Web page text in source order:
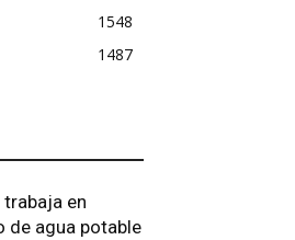
1548
1487
trabaja en
de agua potable